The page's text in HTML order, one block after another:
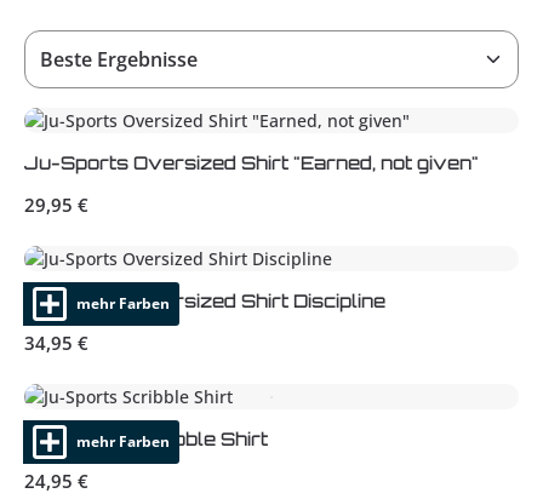
Ju-Sports Oversized Shirt "Earned, not given"
Regulärer Preis:
29,95 €
mehr Farben
Ju-Sports Oversized Shirt Discipline
Regulärer Preis:
34,95 €
mehr Farben
Ju-Sports Scribble Shirt
Regulärer Preis:
24,95 €